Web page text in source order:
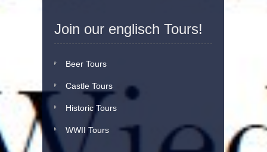
Join our englisch Tours!
Beer Tours
Castle Tours
Historic Tours
WWII Tours